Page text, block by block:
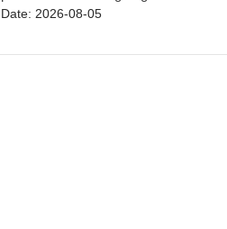
Date: 2026-08-05